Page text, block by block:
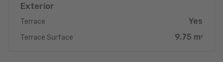
Exterior
Terrace Yes
Terrace Surface 9.75 m2